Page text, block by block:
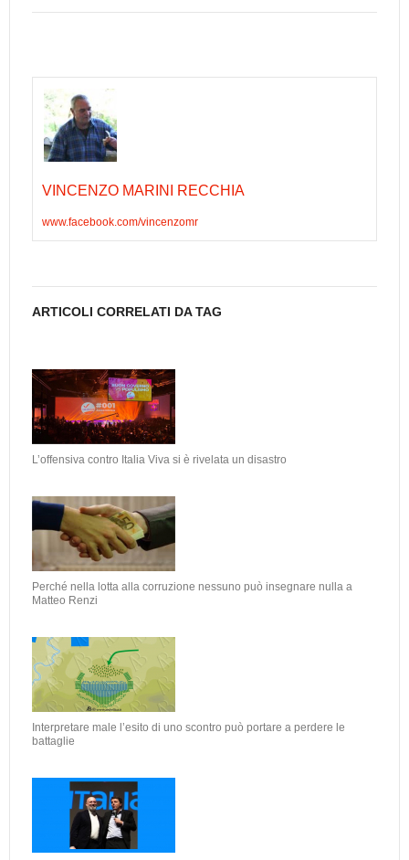
VINCENZO MARINI RECCHIA
www.facebook.com/vincenzomr
ARTICOLI CORRELATI DA TAG
L’offensiva contro Italia Viva si è rivelata un disastro
Perché nella lotta alla corruzione nessuno può insegnare nulla a
Matteo Renzi
Interpretare male l’esito di uno scontro può portare a perdere le
battaglie